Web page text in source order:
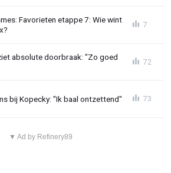
Favorieten etappe 7: Wie wint
7
absolute doorbraak: "Zo goed
72
bij Kopecky: "Ik baal ontzettend" 73
▼ Ad by Refinery89